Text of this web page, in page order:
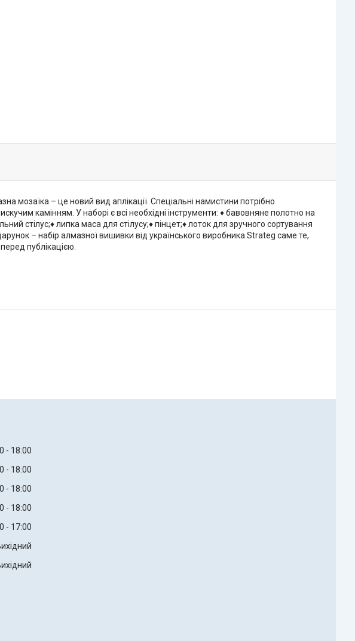
– це новий вид аплікації. Спеціальні намистини потрібно
камінням. У наборі є всі необхідні інструменти: ♦ бавовняне полотно на
стілус;♦ липка маса для стілусу;♦ пінцет;♦ лоток для зручного сортування
– набір алмазної вишивки від українського виробника Strateg саме те,
публікацією.
18:00
18:00
18:00
18:00
17:00